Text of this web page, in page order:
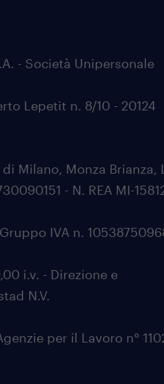
- Società Unipersonale
Lepetit n. 8/10 - 20124
Milano, Monza Brianza,
- N. REA MI-
IVA n.
i.v. - Direzione e
N.V.
per il Lavoro n°